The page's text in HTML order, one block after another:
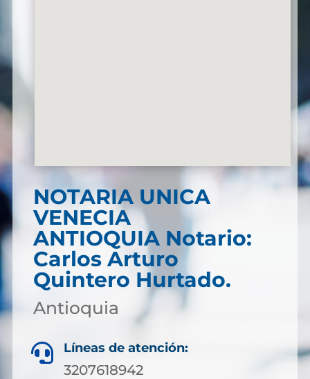
NOTARIA UNICA
VENECIA
ANTIOQUIA Notario:
Carlos Arturo
Quintero Hurtado.
Antioquia
 Líneas de atención:
3207618942